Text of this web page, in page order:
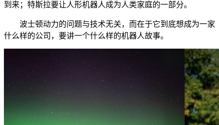
到来；特斯拉要让人形机器人成为人类家庭的一部分。
波士顿动力的问题与技术无关，而在于它到底想成为一家
什么样的公司，要讲一个什么样的机器人故事。